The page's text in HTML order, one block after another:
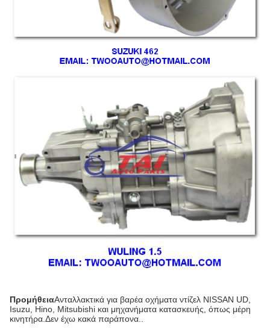
ΠρομήθειαΑνταλλακτικά για βαρέα οχήματα ντίζελ NISSAN UD,
Isuzu, Hino, Mitsubishi και μηχανήματα κατασκευής, όπως μέρη
κινητήρα.Δεν έχω κακά παράπονα..